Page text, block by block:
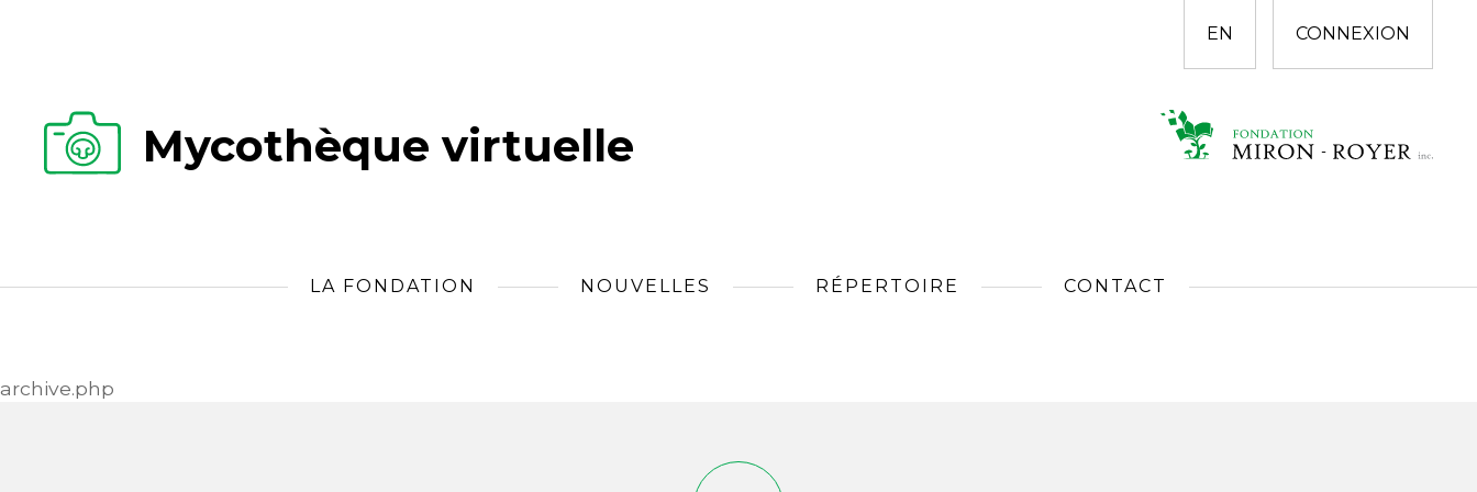
EN CONNEXION
Mycothèque virtuelle
LA FONDATION NOUVELLES RÉPERTOIRE CONTACT
archive.php